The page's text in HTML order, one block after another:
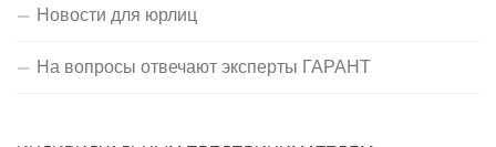
Новости для юрлиц
На вопросы отвечают эксперты ГАРАНТ